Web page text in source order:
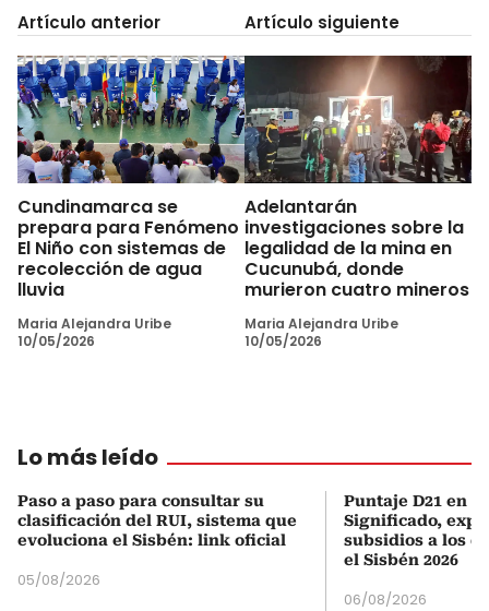
Artículo anterior
Cundinamarca se
prepara para Fenómeno
El Niño con sistemas de
recolección de agua
lluvia
Maria Alejandra Uribe
10/05/2026
Artículo siguiente
Adelantarán
investigaciones sobre la
legalidad de la mina en
Cucunubá, donde
murieron cuatro mineros
Maria Alejandra Uribe
10/05/2026
Lo más leído
Paso a paso para consultar su
clasificación del RUI, sistema que
evoluciona el Sisbén: link oficial
05/08/2026
Puntaje D21 en
Significado,
subsidios a los
el Sisbén 2026
06/08/2026